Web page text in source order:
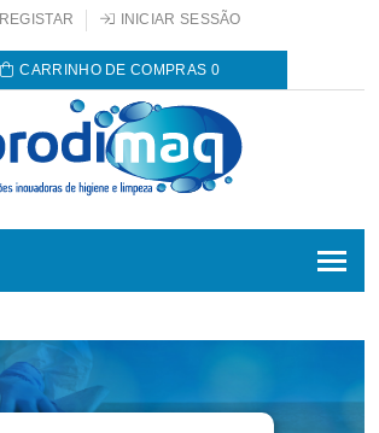
REGISTAR INICIAR SESSÃO
CARRINHO DE COMPRAS 0